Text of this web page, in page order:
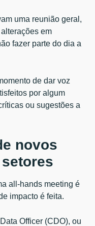
uma reunião geral,
em
fazer parte do dia a
de dar voz
por algum
ou sugestões a
novos
all-hands meeting é
impacto é feita.
Officer (CDO), ou